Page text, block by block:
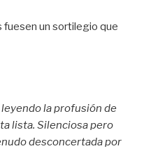
fuesen un sortilegio que
la profusión de
lista. Silenciosa pero
desconcertada por